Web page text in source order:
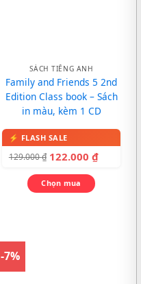
SÁCH TIẾNG ANH
Family and Friends 5 2nd
Edition Class book – Sách
in màu, kèm 1 CD
129.000₫ 122.000 ₫
Chọn mua
-7%